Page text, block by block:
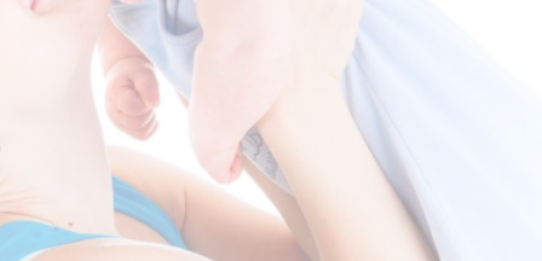
UA: +380 (50) 688 2434
FR: +(33 7) 45 34 74 51